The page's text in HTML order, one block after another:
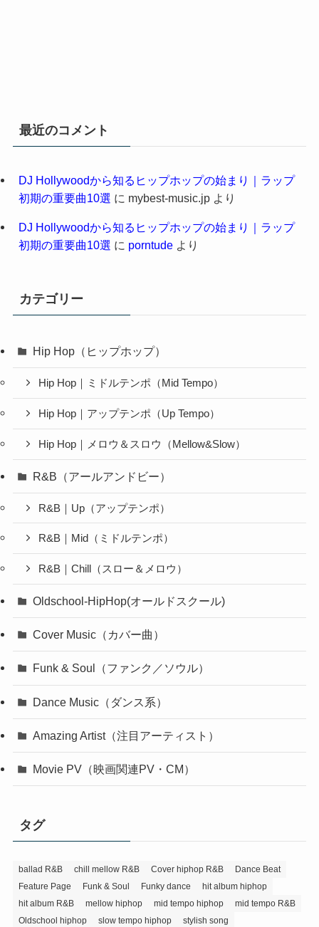
最近のコメント
DJ Hollywoodから知るヒップホップの始まり｜ラップ
初期の重要曲10選 に mybest-music.jpより
DJ Hollywoodから知るヒップホップの始まり｜ラップ
初期の重要曲10選 に porntudeより
カテゴリー
Hip Hop（ヒップホップ）
Hip Hop｜ミドルテンポ（Mid Tempo）
Hip Hop｜アップテンポ（Up Tempo）
Hip Hop｜メロウ＆スロウ（Mellow&Slow）
R&B（アールアンドビー）
R&B｜Up（アップテンポ）
R&B｜Mid（ミドルテンポ）
R&B｜Chill（スロー＆メロウ）
Oldschool-HipHop(オールドスクール)
Cover Music（カバー曲）
Funk & Soul（ファンク／ソウル）
Dance Music（ダンス系）
Amazing Artist（注目アーティスト）
Movie PV（映画関連PV・CM）
タグ
ballad R&B chill mellow R&B Cover hiphop R&B
Dance Beat
Feature Page
Funk & Soul Funky dance
hit album hiphop
hit album R&B
mellow hiphop mid tempo hiphop
mid tempo R&B
Oldschool hiphop
slow tempo hiphop
stylish song